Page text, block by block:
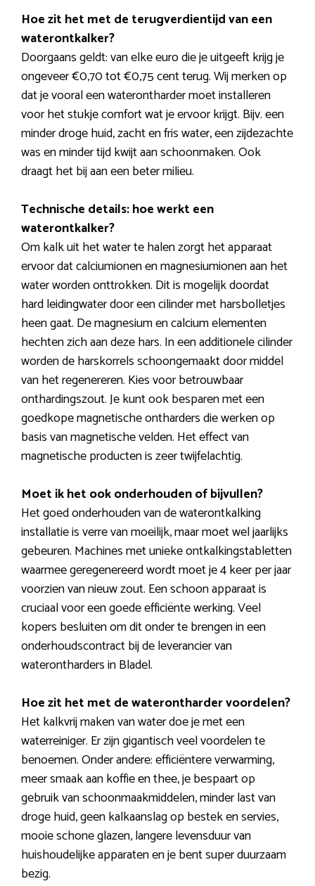
Hoe zit het met de terugverdientijd van een
waterontkalker?
Doorgaans geldt: van elke euro die je uitgeeft krijg je
ongeveer €0,70 tot €0,75 cent terug. Wij merken op
dat je vooral een waterontharder moet installeren
voor het stukje comfort wat je ervoor krijgt. Bijv. een
minder droge huid, zacht en fris water, een zijdezachte
was en minder tijd kwijt aan schoonmaken. Ook
draagt het bij aan een beter milieu.
Technische details: hoe werkt een
waterontkalker?
Om kalk uit het water te halen zorgt het apparaat
ervoor dat calciumionen en magnesiumionen aan het
water worden onttrokken. Dit is mogelijk doordat
hard leidingwater door een cilinder met harsbolletjes
heen gaat. De magnesium en calcium elementen
hechten zich aan deze hars. In een additionele cilinder
worden de harskorrels schoongemaakt door middel
van het regenereren. Kies voor betrouwbaar
onthardingszout. Je kunt ook besparen met een
goedkope magnetische ontharders die werken op
basis van magnetische velden. Het effect van
magnetische producten is zeer twijfelachtig.
Moet ik het ook onderhouden of bijvullen?
Het goed onderhouden van de waterontkalking
installatie is verre van moeilijk, maar moet wel jaarlijks
gebeuren. Machines met unieke ontkalkingstabletten
waarmee geregenereerd wordt moet je 4 keer per jaar
voorzien van nieuw zout. Een schoon apparaat is
cruciaal voor een goede efficiënte werking. Veel
kopers besluiten om dit onder te brengen in een
onderhoudscontract bij de leverancier van
waterontharders in Bladel.
Hoe zit het met de waterontharder voordelen?
Het kalkvrij maken van water doe je met een
waterreiniger. Er zijn gigantisch veel voordelen te
benoemen. Onder andere: efficiëntere verwarming,
meer smaak aan koffie en thee, je bespaart op
gebruik van schoonmaakmiddelen, minder last van
droge huid, geen kalkaanslag op bestek en servies,
mooie schone glazen, langere levensduur van
huishoudelijke apparaten en je bent super duurzaam
bezig.